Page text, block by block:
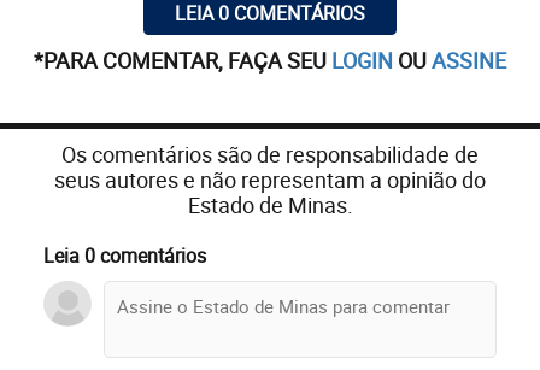
LEIA 0 COMENTÁRIOS
*PARA COMENTAR, FAÇA SEU LOGIN OUASSINE
Os comentários são de responsabilidade de
seus autores e não representam a opinião do
Estado de Minas.
Leia 0 comentários